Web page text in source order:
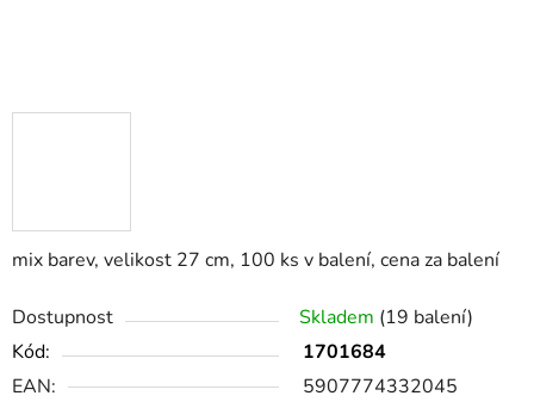
mix barev, velikost 27 cm, 100 ks v balení, cena za balení
Dostupnost Skladem (19 balení)
Kód:
1701684
EAN:
5907774332045